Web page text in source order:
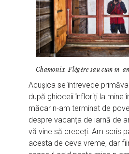
Chamonix-Flégère sau cum m-
Acușica se întrevede
după ghioceii înfloriți la mine
măcar n-am terminat de
despre vacanța de iarnă de
vă vine să credeți. Am scris
acesta de ceva vreme, dar